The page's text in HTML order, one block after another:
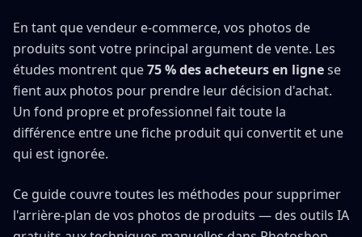
En tant que vendeur e-commerce, vos photos de
produits sont votre principal argument de vente. Les
études montrent que75 % des acheteurs en lignese
fient aux photos pour prendre leur décision d'achat.
Un fond propre et professionnel fait toute la
différence entre une fiche produit qui convertit et une
qui est ignorée.
Ce guide couvre toutes les méthodes pour supprimer
l'arrière-plan de vos photos de produits — des outils IA